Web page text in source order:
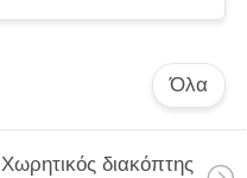
Όλα
Χωρητικός διακόπτης